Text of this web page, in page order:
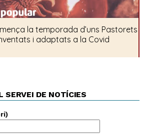
SERVEI DE NOTÍCIES